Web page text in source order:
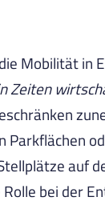
Mobilität in
Zeiten
Parkflächen
auf
bei der